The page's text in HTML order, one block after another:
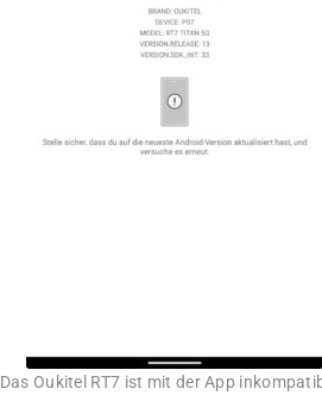
Das Oukitel RT7 ist mit der App